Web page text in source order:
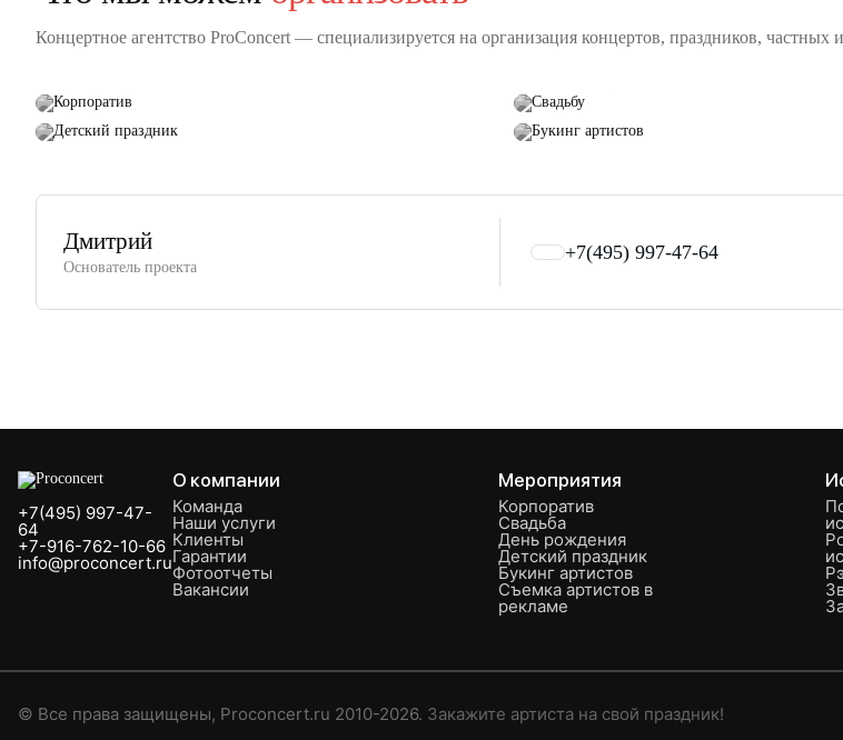
Концертное агентство ProConcert — cпециализируется на организация концертов, праздников,
Детский праздник
Букинг артистов
Дмитрий
Основатель проекта
+7(495) 997-47-64
+7(495) 997-47-
64
+7-916-762-10-66
info@proconcert.ru
О компании
Команда
Наши услуги
Клиенты
Гарантии
Фотоотчеты
Вакансии
Мероприятия
Корпоратив
Свадьба
День рождения
Детский праздник
Букинг артистов
Съемка артистов в
рекламе
© Все права защищены, Proconcert.ru 2010-2026. Закажите артиста на свой праздник!